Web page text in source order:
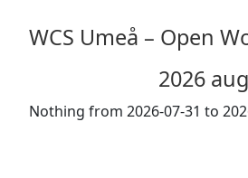
WCS Umeå – Open
2026 aug
Nothing from 2026-07-31 to